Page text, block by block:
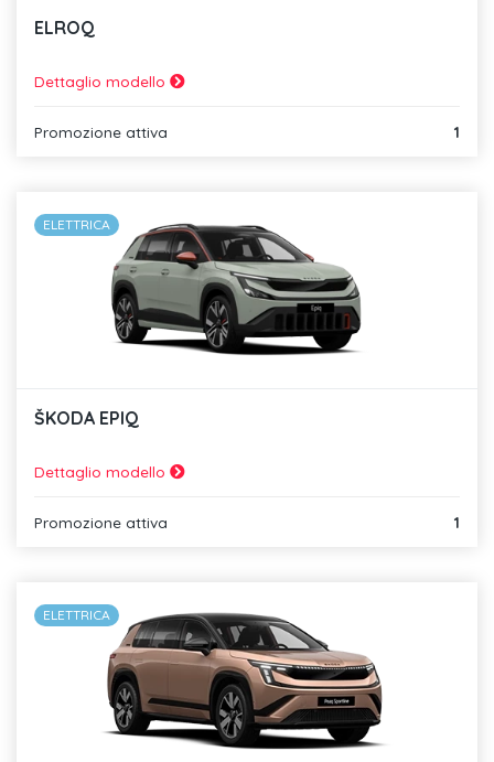
ELROQ
Dettaglio modello
Promozione attiva 1
ELETTRICA
ŠKODA EPIQ
Dettaglio modello
Promozione attiva 1
ELETTRICA